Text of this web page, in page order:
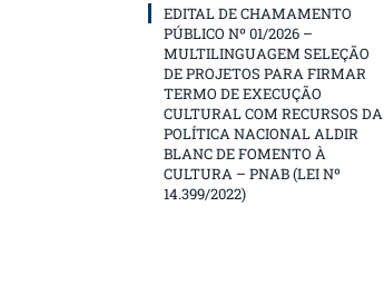
EDITAL DE CHAMAMENTO
PÚBLICO Nº 01/2026 –
MULTILINGUAGEM SELEÇÃO
DE PROJETOS PARA FIRMAR
TERMO DE EXECUÇÃO
CULTURAL COM RECURSOS DA
POLÍTICA NACIONAL ALDIR
BLANC DE FOMENTO À
CULTURA – PNAB (LEI Nº
14.399/2022)